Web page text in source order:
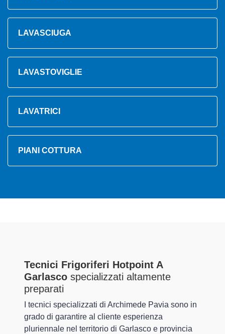
LAVASCIUGA
LAVASTOVIGLIE
LAVATRICI
PIANI COTTURA
Tecnici Frigoriferi Hotpoint A
Garlasco specializzati altamente
preparati
I tecnici specializzati di Archimede Pavia sono in
grado di garantire al cliente esperienza
pluriennale nel territorio di Garlasco e provincia